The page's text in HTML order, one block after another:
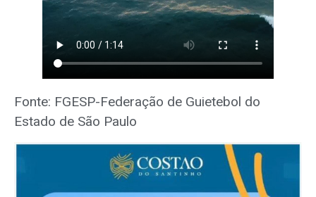
Fonte: FGESP-Federação de Guietebol do
Estado de São Paulo